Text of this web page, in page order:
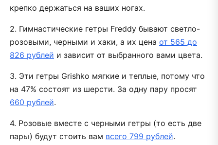
крепко держаться на ваших ногах.
2. Гимнастические гетры Freddy бывают светло-
розовыми, черными и хаки, а их цена от 565 до
826 рублей и зависит от выбранного вами цвета.
3. Эти гетры Grishko мягкие и теплые, потому что
на 47% состоят из шерсти. За одну пару просят
660 рублей.
4. Розовые вместе с черными гетры (то есть две
пары) будут стоить вам всего 799 рублей.